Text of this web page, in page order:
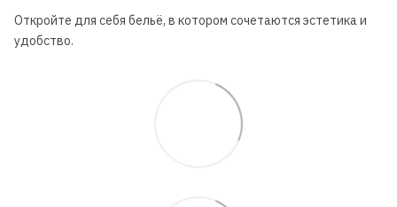
Откройте для себя бельё, в котором сочетаются эстетика и
удобство.